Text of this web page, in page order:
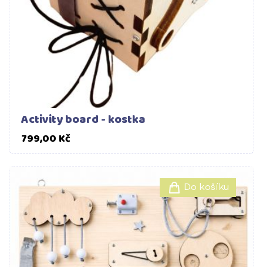
Activity board - kostka
799,00 KčCena
Do košíku